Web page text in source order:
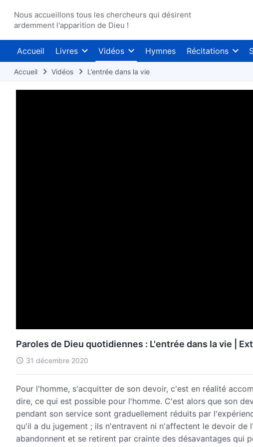
Nous accueillons tous les chercheurs qui désirent
ardemment l'apparition de Dieu !
Accueil Livres Vidéos Hymnes Récitations
Accueil Vidéos L’entrée dans la vie
Paroles de Dieu quotidiennes : L'entrée dans la vie |
31 décembre 2020
Pour l'homme, s'acquitter de son devoir, c'est en réalité
dire, ce qui est possible pour l'homme. C'est alors que son
pendant son service sont graduellement réduits par
qu'il a du jugement ; ils n'entravent ni n'affectent le devoir de
abandonnent et se retirent par crainte des désavantages qui